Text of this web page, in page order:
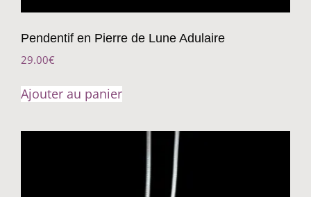
Pendentif en Pierre de Lune Adulaire
29.00€
Ajouter au panier